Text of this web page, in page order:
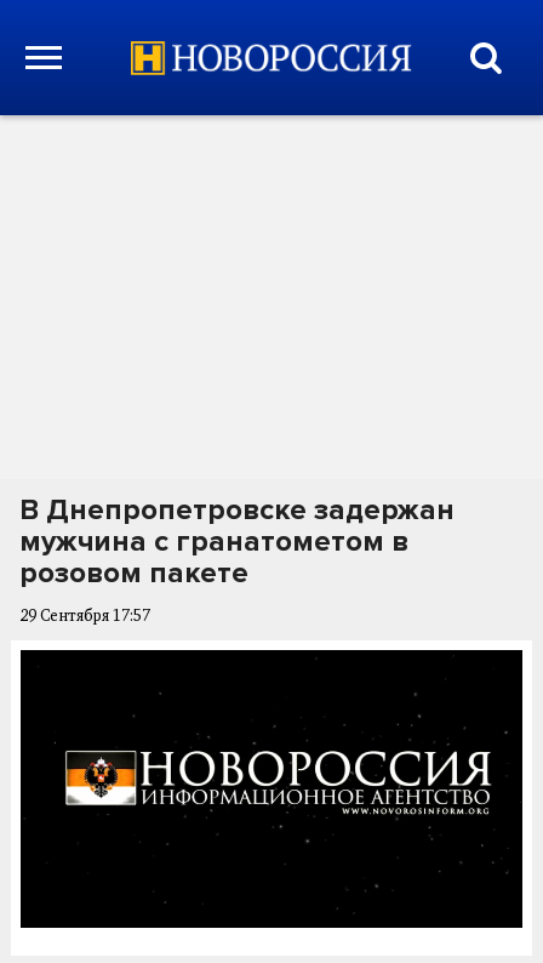
В Днепропетровске задержан
мужчина с гранатометом в
розовом пакете
29 Сентября 17:57